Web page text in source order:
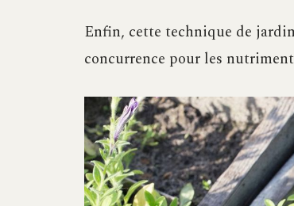
Enfin, cette technique de
concurrence pour les